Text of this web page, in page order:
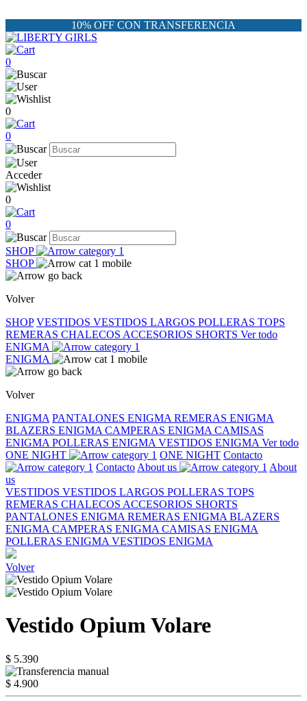
10% OFF CON TRANSFERENCIA
0
0
0
Acceder
0
0
SHOP
SHOP
Volver
SHOP VESTIDOS VESTIDOS LARGOS POLLERAS TOPS
REMERAS CHALECOS ACCESORIOS SHORTS Ver todo
ENIGMA
ENIGMA
Volver
ENIGMA PANTALONES ENIGMA REMERAS ENIGMA
BLAZERS ENIGMA CAMPERAS ENIGMA CAMISAS
ENIGMA POLLERAS ENIGMA VESTIDOS ENIGMA Ver todo
ONE NIGHT
ONE NIGHT Contacto
Contacto About us
About
us
VESTIDOS VESTIDOS LARGOS POLLERAS TOPS
REMERAS CHALECOS ACCESORIOS SHORTS
PANTALONES ENIGMA REMERAS ENIGMA BLAZERS
ENIGMA CAMPERAS ENIGMA CAMISAS ENIGMA
POLLERAS ENIGMA VESTIDOS ENIGMA
Volver
Vestido Opium Volare
$ 5.390
$ 4.900